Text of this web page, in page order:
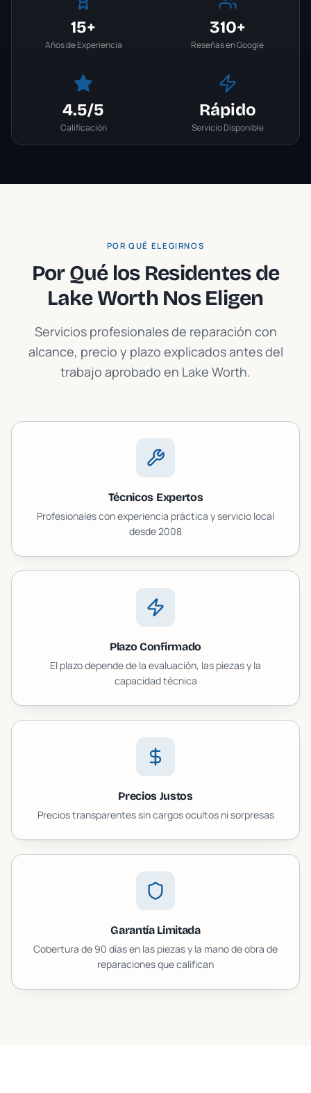
15+
Años de Experiencia
310+
Reseñas en Google
4.5/5
Calificación
Rápido
Servicio Disponible
POR QUÉ ELEGIRNOS
Por Qué los Residentes de
Lake WorthNos Eligen
Servicios profesionales de reparación con
alcance, precio y plazo explicados antes del
trabajo aprobado en Lake Worth.
Técnicos Expertos
Profesionales con experiencia práctica y servicio local
desde 2008
Plazo Confirmado
El plazo depende de la evaluación, las piezas y la
capacidad técnica
Precios Justos
Precios transparentes sin cargos ocultos ni sorpresas
Garantía Limitada
Cobertura de 90 días en las piezas y la mano de obra de
reparaciones que califican